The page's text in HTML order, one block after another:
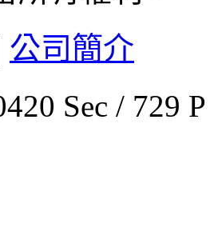
公司簡介
Sec / 729